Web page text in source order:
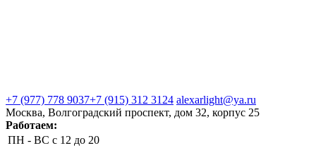
+7 (977) 778 9037+7 (915) 312 3124 alexarlight@ya.ru
Москва, Волгоградский проспект, дом 32, корпус 25
Работаем:
ПН - ВС с 12 до 20